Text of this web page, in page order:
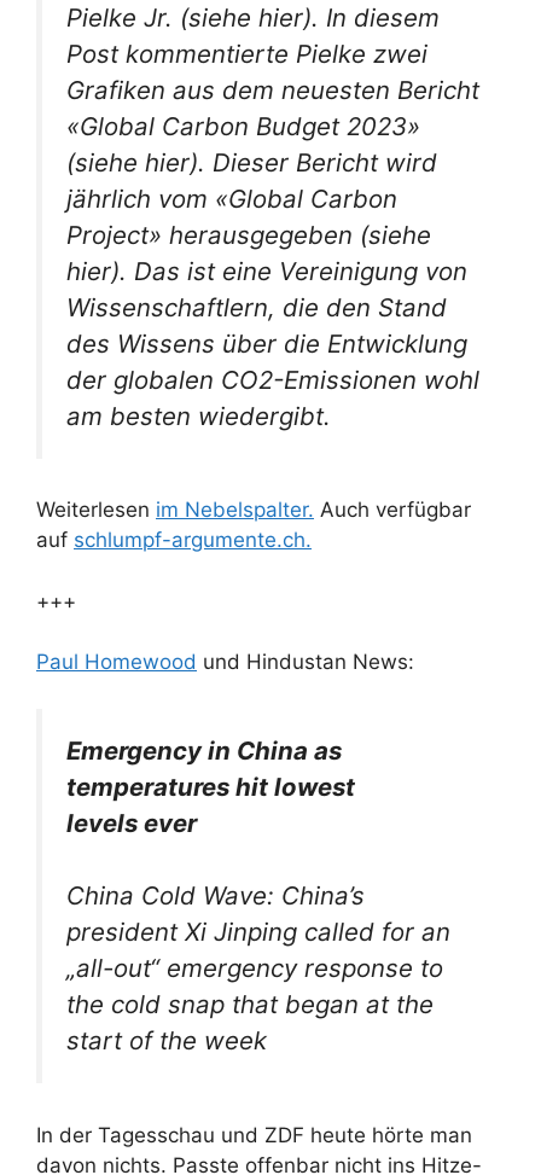
Pielke Jr. (siehe hier). In diesem
Post kommentierte Pielke zwei
Grafiken aus dem neuesten Bericht
«Global Carbon Budget 2023»
(siehe hier). Dieser Bericht wird
jährlich vom «Global Carbon
Project» herausgegeben (siehe
hier). Das ist eine Vereinigung von
Wissenschaftlern, die den Stand
des Wissens über die Entwicklung
der globalen CO2-Emissionen wohl
am besten wiedergibt.
Weiterlesen im Nebelspalter. Auch verfügbar
auf schlumpf-argumente.ch.
+++
Paul Homewood und Hindustan News:
Emergency in China as
temperatures hit lowest
levels ever
China Cold Wave: China’s
president Xi Jinping called for an
„all-out“ emergency response to
the cold snap that began at the
start of the week
In der Tagesschau und ZDF heute hörte man
davon nichts. Passte offenbar nicht ins Hitze-